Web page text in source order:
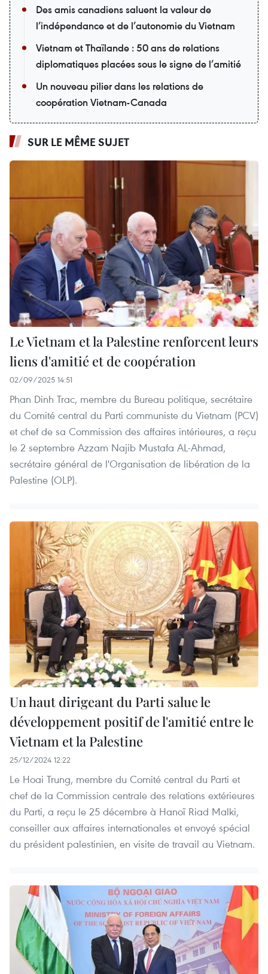
Des amis canadiens saluent la valeur de
l’indépendance et de l’autonomie du Vietnam
Vietnam et Thaïlande : 50 ans de relations
diplomatiques placées sous le signe de l’amitié
Un nouveau pilier dans les relations de
coopération Vietnam-Canada
SUR LE MÊME SUJET
Le Vietnam et la Palestine renforcent leurs
liens d'amitié et de coopération
02/09/2025 14:51
Phan Dinh Trac, membre du Bureau politique, secrétaire
du Comité central du Parti communiste du Vietnam (PCV)
et chef de sa Commission des affaires intérieures, a reçu
le 2 septembre Azzam Najib Mustafa AL-Ahmad,
secrétaire général de l'Organisation de libération de la
Palestine (OLP).
Un haut dirigeant du Parti salue le
développement positif de l'amitié entre le
Vietnam et la Palestine
25/12/2024 12:22
Le Hoai Trung, membre du Comité central du Parti et
chef de la Commission centrale des relations extérieures
du Parti, a reçu le 25 décembre à Hanoï Riad Malki,
conseiller aux affaires internationales et envoyé spécial
du président palestinien, en visite de travail au Vietnam.